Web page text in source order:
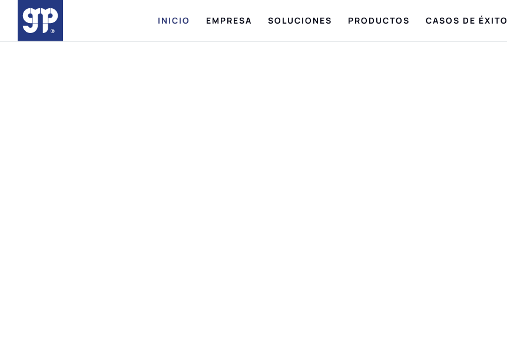
INICIO EMPRESA SOLUCIONES PRODUCTOS CASOS DE ÉXITO